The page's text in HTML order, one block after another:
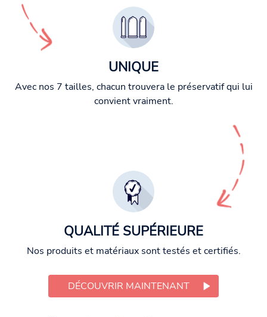
UNIQUE
Avec nos 7 tailles, chacun trouvera le préservatif qui lui
convient vraiment.
QUALITÉ SUPÉRIEURE
Nos produits et matériaux sont testés et certifiés.
DÉCOUVRIR MAINTENANT